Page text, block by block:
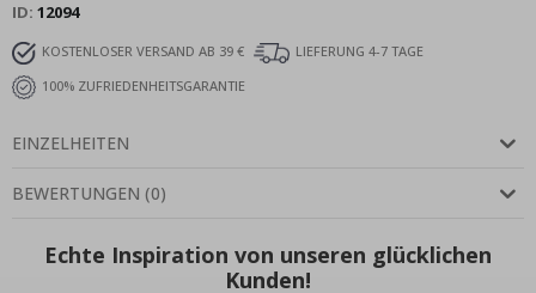
ID 12094
KOSTENLOSER VERSAND AB 39 €
LIEFERUNG 4-7 TAGE
100% ZUFRIEDENHEITSGARANTIE
EINZELHEITEN
BEWERTUNGEN (0)
Echte Inspiration von unseren glücklichen
Kunden!